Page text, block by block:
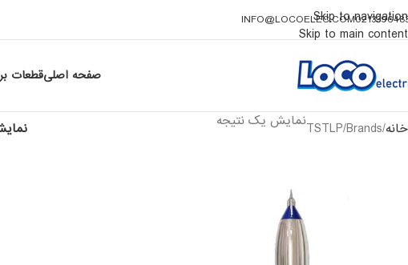
Skip to navigation
Skip to main content
INFO@LOCOELEC.COM
صفحه اصلیقطعات
خانه Brands
TSTLPنمایش یک نتیجه